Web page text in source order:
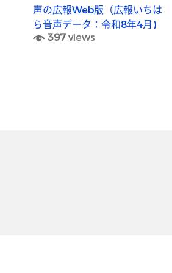
声の広報Web版（広報いちは
ら音声データ：令和8年4月)
397views